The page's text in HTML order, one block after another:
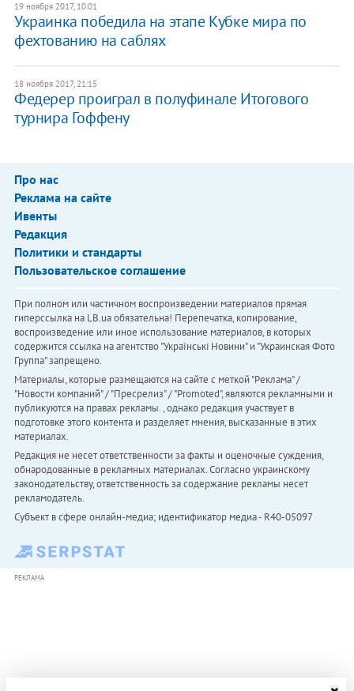
19 ноября 2017, 10:01
Украинка победила на этапе Кубке мира по
фехтованию на саблях
18 ноября 2017, 21:15
Федерер проиграл в полуфинале Итогового
турнира Гоффену
Про нас
Реклама на сайте
Ивенты
Редакция
Политики и стандарты
Пользовательское соглашение
При полном или частичном воспроизведении материалов прямая
гиперссылка на LB.ua обязательна! Перепечатка, копирование,
воспроизведение или иное использование материалов, в которых
содержится ссылка на агентство "Українськi Новини" и "Украинская Фото
Группа" запрещено.
Материалы, которые размещаются на сайте с меткой "Реклама" /
"Новости компаний" / "Пресрелиз" / "Promoted", являются рекламными и
публикуются на правах рекламы. , однако редакция участвует в
подготовке этого контента и разделяет мнения, высказанные в этих
материалах.
Редакция не несет ответственности за факты и оценочные суждения,
обнародованные в рекламных материалах. Согласно украинскому
законодательству, ответственность за содержание рекламы несет
рекламодатель.
Субъект в сфере онлайн-медиа; идентификатор медиа - R40-05097
РЕКЛАМА